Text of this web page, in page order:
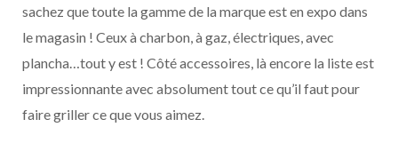
sachez que toute la gamme de la marque est en expo dans
le magasin ! Ceux à charbon, à gaz, électriques, avec
plancha…tout y est ! Côté accessoires, là encore la liste est
impressionnante avec absolument tout ce qu’il faut pour
faire griller ce que vous aimez.